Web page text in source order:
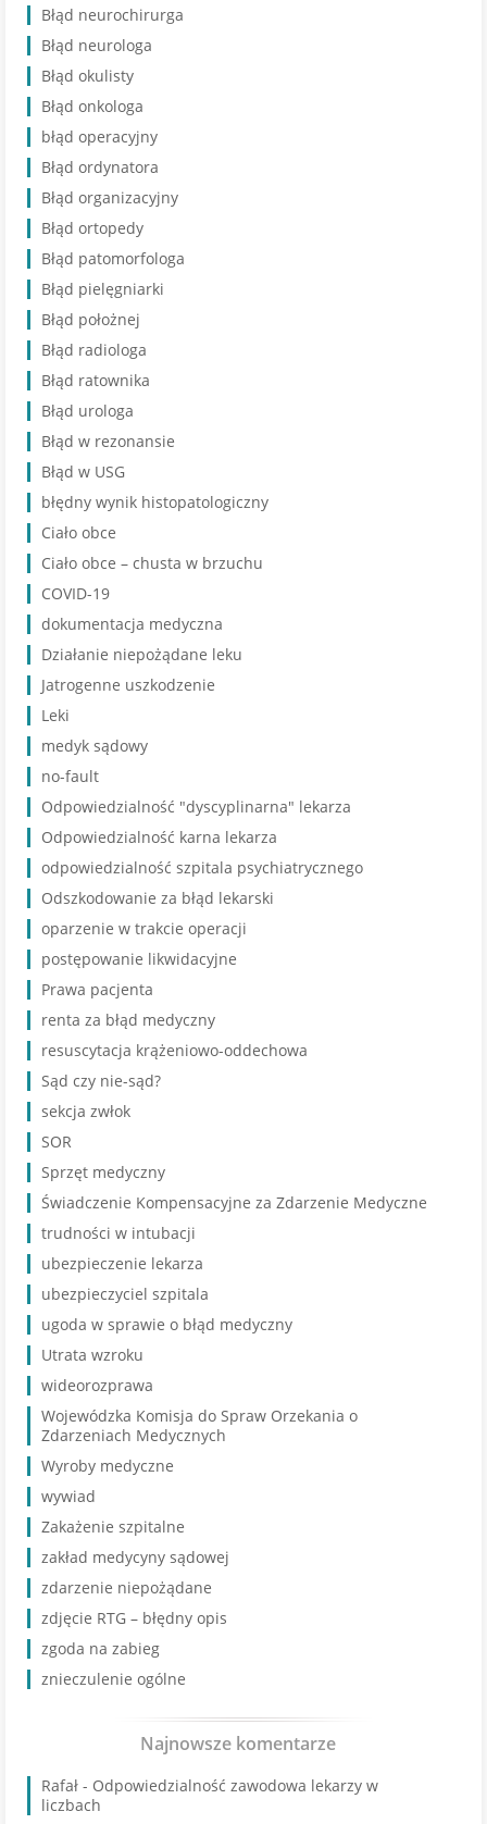
Błąd neurochirurga
Błąd neurologa
Błąd okulisty
Błąd onkologa
błąd operacyjny
Błąd ordynatora
Błąd organizacyjny
Błąd ortopedy
Błąd patomorfologa
Błąd pielęgniarki
Błąd położnej
Błąd radiologa
Błąd ratownika
Błąd urologa
Błąd w rezonansie
Błąd w USG
błędny wynik histopatologiczny
Ciało obce
Ciało obce – chusta w brzuchu
COVID-19
dokumentacja medyczna
Działanie niepożądane leku
Jatrogenne uszkodzenie
Leki
medyk sądowy
no-fault
Odpowiedzialność "dyscyplinarna" lekarza
Odpowiedzialność karna lekarza
odpowiedzialność szpitala psychiatrycznego
Odszkodowanie za błąd lekarski
oparzenie w trakcie operacji
postępowanie likwidacyjne
Prawa pacjenta
renta za błąd medyczny
resuscytacja krążeniowo-oddechowa
Sąd czy nie-sąd?
sekcja zwłok
SOR
Sprzęt medyczny
Świadczenie Kompensacyjne za Zdarzenie Medyczne
trudności w intubacji
ubezpieczenie lekarza
ubezpieczyciel szpitala
ugoda w sprawie o błąd medyczny
Utrata wzroku
wideorozprawa
Wojewódzka Komisja do Spraw Orzekania o
Zdarzeniach Medycznych
Wyroby medyczne
wywiad
Zakażenie szpitalne
zakład medycyny sądowej
zdarzenie niepożądane
zdjęcie RTG – błędny opis
zgoda na zabieg
znieczulenie ogólne
Najnowsze komentarze
Rafał - Odpowiedzialność zawodowa lekarzy w
liczbach